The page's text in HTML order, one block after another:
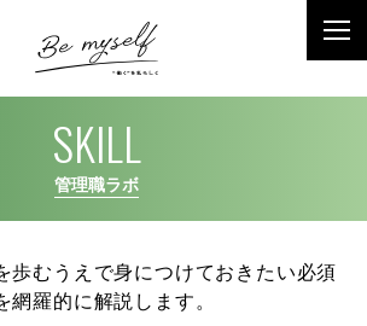
SKILL
管理職ラボ
歩むうえで身につけておきたい必須
羅的に解説します。